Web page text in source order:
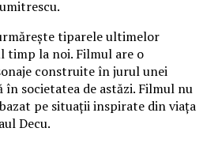
tiparele ultimelor
timp la noi. Filmul are o
construite în jurul unei
societatea de astăzi. Filmul nu
pe situații inspirate din viața
Decu.